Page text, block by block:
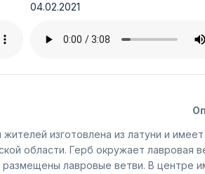
04.02.2021
изготовлена из латуни и
области. Герб окружает лавровая
лавровые ветви. В центре